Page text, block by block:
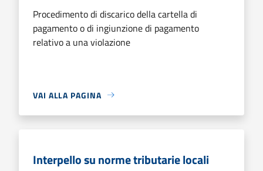
Procedimento di discarico della cartella di
pagamento o di ingiunzione di pagamento
relativo a una violazione
VAI ALLA PAGINA
Interpello su norme tributarie locali